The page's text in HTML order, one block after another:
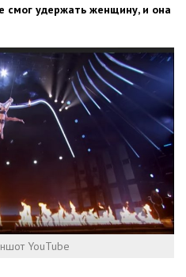
смог удержать женщину, и она
YouTube